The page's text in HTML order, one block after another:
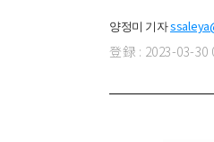
양정미 기자
登録 : 2023-03-30